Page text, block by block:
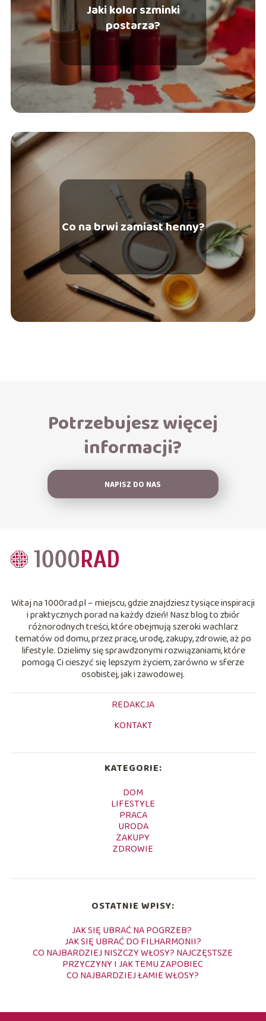
Jaki kolor szminki
postarza?
Co na brwi zamiast henny?
Potrzebujesz więcej
informacji?
NAPISZ DO NAS
Witaj na 1000rad.pl – miejscu, gdzie znajdziesz tysiące inspiracji
i praktycznych porad na każdy dzień! Nasz blog to zbiór
różnorodnych treści, które obejmują szeroki wachlarz
tematów od domu, przez pracę, urodę, zakupy, zdrowie, aż po
lifestyle. Dzielimy się sprawdzonymi rozwiązaniami, które
pomogą Ci cieszyć się lepszym życiem, zarówno w sferze
osobistej, jak i zawodowej.
REDAKCJA
KONTAKT
KATEGORIE:
DOM
LIFESTYLE
PRACA
URODA
ZAKUPY
ZDROWIE
OSTATNIE WPISY:
JAK SIĘ UBRAĆ NA POGRZEB?
JAK SIĘ UBRAĆ DO FILHARMONII?
CO NAJBARDZIEJ NISZCZY WŁOSY? NAJCZĘSTSZE
PRZYCZYNY I JAK TEMU ZAPOBIEC
CO NAJBARDZIEJ ŁAMIE WŁOSY?